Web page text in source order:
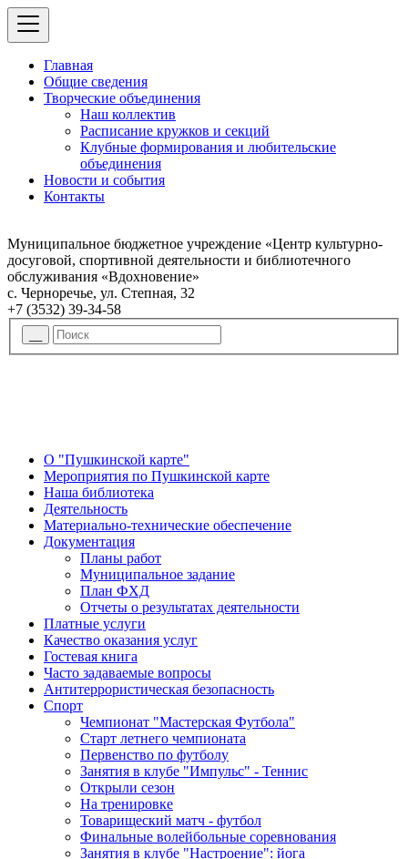
Главная
Общие сведения
Творческие объединения
Наш коллектив
Расписание кружков и секций
Клубные формирования и любительские
объединения
Новости и события
Контакты
Муниципальное бюджетное учреждение «Центр культурно-
досуговой, спортивной деятельности и библиотечного
обслуживания «Вдохновение»
с. Черноречье, ул. Степная, 32
+7 (3532) 39-34-58
О "Пушкинской карте"
Мероприятия по Пушкинской карте
Наша библиотека
Деятельность
Материально-технические обеспечение
Документация
Планы работ
Муниципальное задание
План ФХД
Отчеты о результатах деятельности
Платные услуги
Качество оказания услуг
Гостевая книга
Часто задаваемые вопросы
Антитеррористическая безопасность
Спорт
Чемпионат "Мастерская Футбола"
Старт летнего чемпионата
Первенство по футболу
Занятия в клубе "Импульс" - Теннис
Открыли сезон
На тренировке
Товарищеский матч - футбол
Финальные волейбольные соревнования
Занятия в клубе "Настроение": йога